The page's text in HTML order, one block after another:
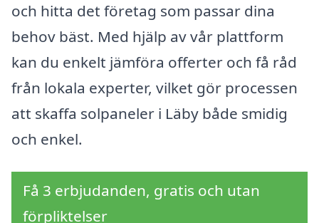
och hitta det företag som passar dina
behov bäst. Med hjälp av vår plattform
kan du enkelt jämföra offerter och få råd
från lokala experter, vilket gör processen
att skaffa solpaneler i Läby både smidig
och enkel.
Få 3 erbjudanden, gratis och utan
förpliktelser